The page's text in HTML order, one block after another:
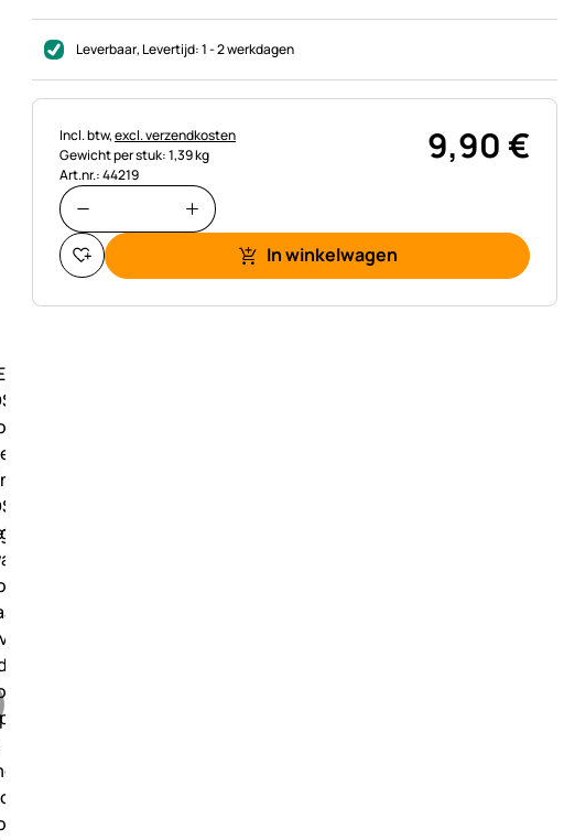
Leverbaar, Levertijd:1 - 2 werkdagen
Belastinginformatie:
Incl. btw,excl. verzendkosten
Gewicht per stuk: 1,39 kg
Art.nr.: 44219
9,90€
In winkelwagen